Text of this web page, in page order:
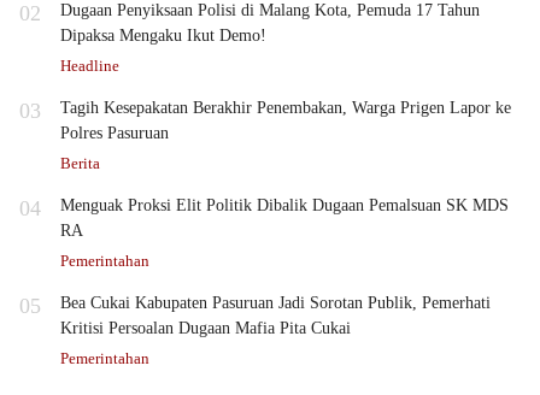
02
Dugaan Penyiksaan Polisi di Malang Kota, Pemuda 17 Tahun
Dipaksa Mengaku Ikut Demo!
Headline
03
Tagih Kesepakatan Berakhir Penembakan, Warga Prigen Lapor ke
Polres Pasuruan
Berita
04
Menguak Proksi Elit Politik Dibalik Dugaan Pemalsuan SK MDS
RA
Pemerintahan
05
Bea Cukai Kabupaten Pasuruan Jadi Sorotan Publik, Pemerhati
Kritisi Persoalan Dugaan Mafia Pita Cukai
Pemerintahan